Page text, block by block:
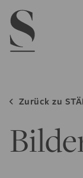
Navigation
Zurück zu